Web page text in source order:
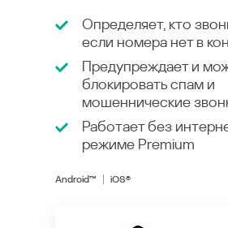
Определяет, кто
если номера нет в
Предупреждает и
блокировать спам и
мошеннические
Работает без
режиме Premium
Android™ iOS®